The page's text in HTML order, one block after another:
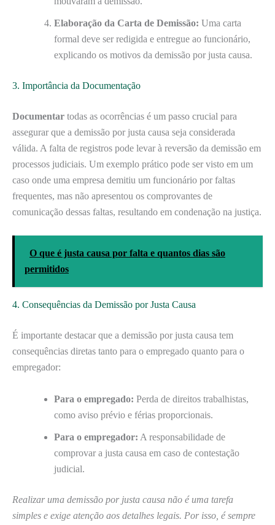
Elaboração da Carta de Demissão: Uma carta
formal deve ser redigida e entregue ao funcionário,
explicando os motivos da demissão por justa causa.
3. Importância da Documentação
Documentar todas as ocorrências é um passo crucial para
assegurar que a demissão por justa causa seja considerada
válida. A falta de registros pode levar à reversão da demissão em
processos judiciais. Um exemplo prático pode ser visto em um
caso onde uma empresa demitiu um funcionário por faltas
frequentes, mas não apresentou os comprovantes de
comunicação dessas faltas, resultando em condenação na justiça.
O que é justa causa por falta e quantos dias são
permitidos
4. Consequências da Demissão por Justa Causa
É importante destacar que a demissão por justa causa tem
consequências diretas tanto para o empregado quanto para o
empregador:
Para o empregado: Perda de direitos trabalhistas,
como aviso prévio e férias proporcionais.
Para o empregador: A responsabilidade de
comprovar a justa causa em caso de contestação
judicial.
Realizar uma demissão por justa causa não é uma tarefa
simples e exige atenção aos detalhes legais. Por isso, é sempre